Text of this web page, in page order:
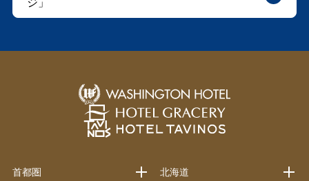
ジ」
首都圏
北海道